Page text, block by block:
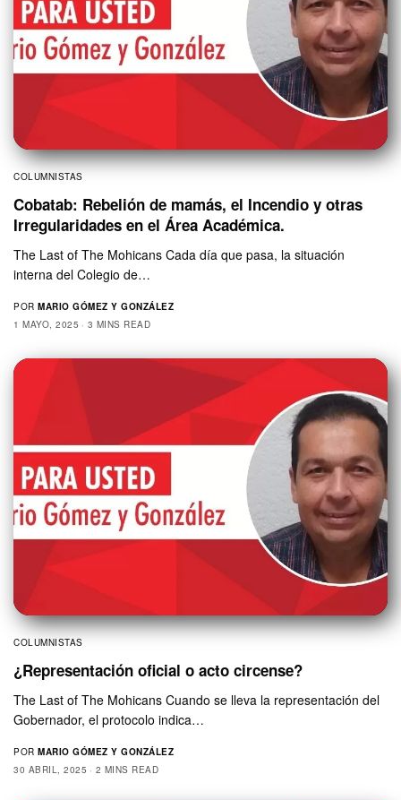
COLUMNISTAS
Cobatab: Rebelión de mamás, el Incendio y otras
Irregularidades en el Área Académica.
The Last of The Mohicans Cada día que pasa, la situación
interna del Colegio de…
POR MARIO GÓMEZ Y GONZÁLEZ
1 MAYO, 2025
3 MINS READ
COLUMNISTAS
¿Representación oficial o acto circense?
The Last of The Mohicans Cuando se lleva la representación del
Gobernador, el protocolo indica…
POR MARIO GÓMEZ Y GONZÁLEZ
30 ABRIL, 2025
2 MINS READ